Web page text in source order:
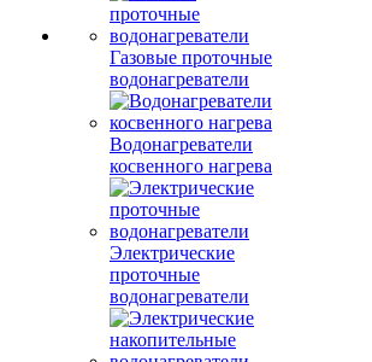
Газовые проточные
водонагреватели
Водонагреватели
косвенного нагрева
Электрические
проточные
водонагреватели